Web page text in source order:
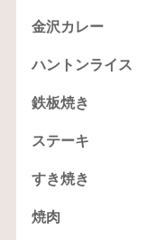
金沢カレー
ハントンライス
鉄板焼き
ステーキ
すき焼き
焼肉